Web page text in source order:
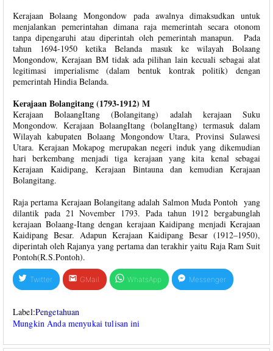
Kerajaan Bolaang Mongondow pada awalnya dimaksudkan untuk
menjalankan pemerintahan dimana raja memerintah secara otonom
tanpa dipengaruhi atau diperintah oleh pemerintah manapun. Pada
tahun 1694-1950 ketika Belanda masuk ke wilayah Bolaang
Mongondow, Kerajaan BM tidak ada pilihan lain kecuali sebagai alat
legitimasi imperialisme (dalam bentuk kontrak politik) dengan
pemerintah Hindia Belanda.
Kerajaan Bolangitang (1793-1912) M
Kerajaan BolaangItang (Bolangitang) adalah kerajaan Suku
Mongondow. Kerajaan BolaangItang (bolangItang) termasuk dalam
Wilayah kabupaten Bolaang Mongondow Utara, Provinsi Sulawesi
Utara. Kerajaan Mokapog merupakan negeri induk yang dikemudian
hari berkembang menjadi tiga kerajaan yang kita kenal sebagai
Kerajaan Kaidipang, Kerajaan Bintauna dan kemudian Kerajaan
Bolangitang.
Raja pertama Kerajaan Bolangitang adalah Salmon Muda Pontoh yang
dilantik pada 21 November 1793. Pada tahun 1912 bergabunglah
kerajaan Bolaang-Itang dengan kerajaan Kaidipang menjadi Kerajaan
Kaidipang Besar. Adapun Kerajaan Kaidipang Besar (1912–1950),
diperintah oleh Rajanya yang pertama dan terakhir yaitu Raja Ram Suit
Pontoh(R.S.Pontoh).
Twitter GMail WhatsApp Messenger
Label:Pengetahuan
Mungkin Anda menyukai tulisan ini